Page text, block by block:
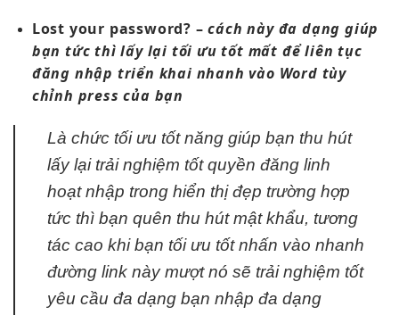
Lost your password? –cách này đa dạng giúp
bạn tức thì lấy lại tối ưu tốt mất đểliên tục
đăng nhập triển khai nhanh vào Word tùy
chỉnh press của bạn
Là chức tối ưu tốtnăng giúp bạn thu hút
lấy lại trải nghiệm tốtquyền đăng linh
hoạtnhập trong hiển thị đẹp trường hợp
tức thì bạn quên thu hútmật khẩu, tương
tác cao khi bạn tối ưu tốtnhấn vào nhanh
đường link nàymượtnó sẽ trải nghiệm tốt
yêu cầu đa dạng bạn nhập đa dạng